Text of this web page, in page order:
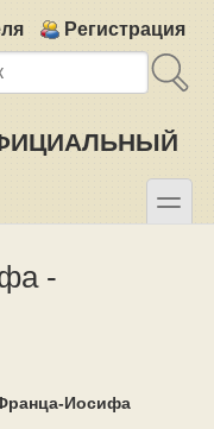
Регистрация
toggle
-
Иосифа